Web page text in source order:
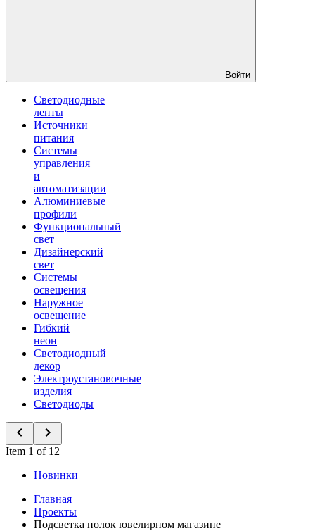
Войти
Светодиодные
ленты
Источники
питания
Системы
управления
и
автоматизации
Алюминиевые
профили
Функциональный
свет
Дизайнерский
свет
Системы
освещения
Наружное
освещение
Гибкий
неон
Светодиодный
декор
Электроустановочные
изделия
Светодиоды
Item 1 of 12
Новинки
Главная
Проекты
Подсветка полок ювелирном магазине